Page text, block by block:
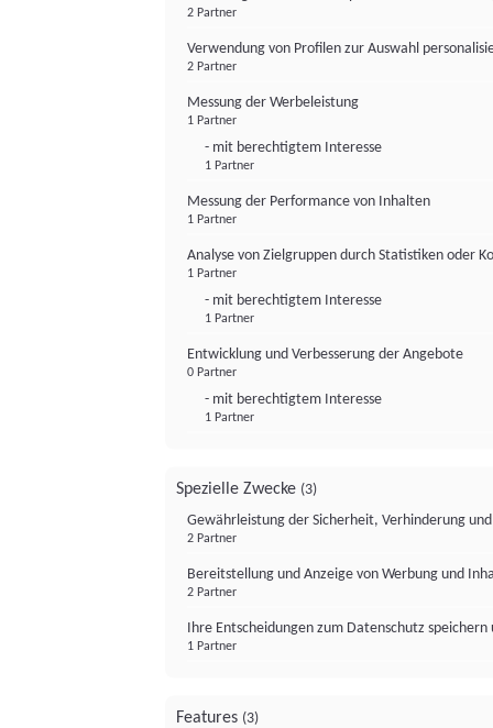
2 Partner
Verwendung von Profilen zur Auswahl
2 Partner
Messung der Werbeleistung
1 Partner
- mit berechtigtem Interesse
1 Partner
Messung der Performance von Inhalten
1 Partner
Analyse von Zielgruppen durch Statistiken oder
1 Partner
- mit berechtigtem Interesse
1 Partner
Entwicklung und Verbesserung der Angebote
0 Partner
- mit berechtigtem Interesse
1 Partner
Spezielle Zwecke (3)
Gewährleistung der Sicherheit, Verhinderung
2 Partner
Bereitstellung und Anzeige von Werbung und
2 Partner
Ihre Entscheidungen zum Datenschutz
1 Partner
Features (3)